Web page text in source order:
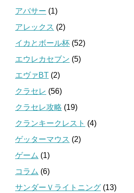
アバサー (1)
アレックス (2)
イカとボール杯 (52)
エウレカセブン (5)
エヴァBT (2)
クラセレ (56)
クラセレ攻略 (19)
クランキークレスト (4)
ゲッターマウス (2)
ゲーム (1)
コラム (6)
サンダーＶライトニング (13)